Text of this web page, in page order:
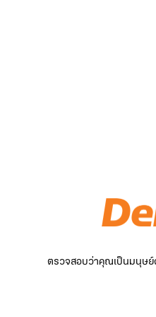
ตรวจสอบว่าคุณเป็นมนุษย์